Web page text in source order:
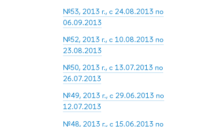
№53, 2013 г., с 24.08.2013 по
06.09.2013
№52, 2013 г., с 10.08.2013 по
23.08.2013
№50, 2013 г., с 13.07.2013 по
26.07.2013
№49, 2013 г., с 29.06.2013 по
12.07.2013
№48, 2013 г., с 15.06.2013 по